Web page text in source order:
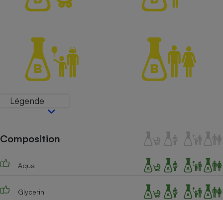
Légende
Composition
Aqua
Glycerin
Lave-linge
Plaque de cuisson à
Smartphone
Climatiseur -
Antimoustique